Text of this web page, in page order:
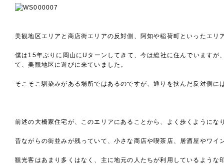
美観地区エリアと商店街エリアの反対側、阿知や稲荷町といったエリ
僕は15年ぶりに岡山にUターンしてきて、今は総社に住んでいます
て、美観地区に遊びに来ていました。
そこそこ馴染みがある場所ではあるのですが、通りを挟んだ反対側
前述の大橋家住宅が、このエリアにあることから、よく歩くようにな
昔ながらの街並みが残っていて、小さな商店や喫茶店、居酒屋やワイ
観光客はあまり多くはなく、主に地元の人たちが利用しているような